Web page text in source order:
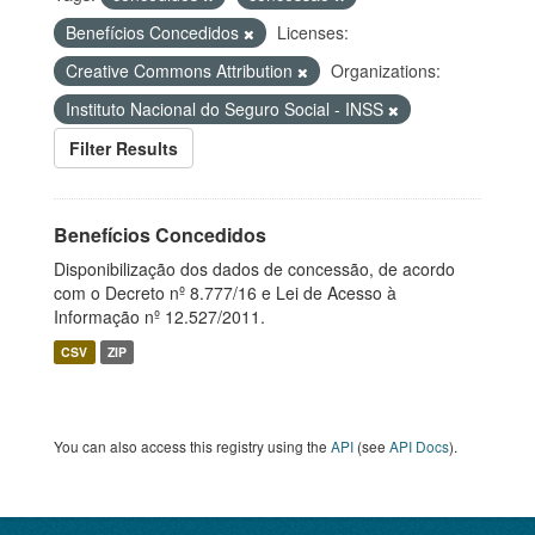
Benefícios Concedidos
Licenses:
Creative Commons Attribution
Organizations:
Instituto Nacional do Seguro Social - INSS
Filter Results
Benefícios Concedidos
Disponibilização dos dados de concessão, de acordo
com o Decreto nº 8.777/16 e Lei de Acesso à
Informação nº 12.527/2011.
CSV ZIP
You can also access this registry using the API (see API Docs).